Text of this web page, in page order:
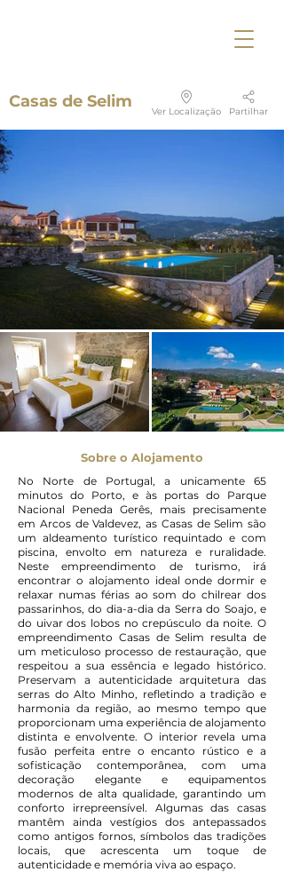
Casas de Selim Ver Localização Partilhar
Sobre o Alojamento
No Norte de Portugal, a unicamente 65
minutos do Porto, e às portas do Parque
Nacional Peneda Gerês, mais precisamente
em Arcos de Valdevez, as Casas de Selim são
um aldeamento turístico requintado e com
piscina, envolto em natureza e ruralidade.
Neste empreendimento de turismo, irá
encontrar o alojamento ideal onde dormir e
relaxar numas férias ao som do chilrear dos
passarinhos, do dia-a-dia da Serra do Soajo, e
do uivar dos lobos no crepúsculo da noite. O
empreendimento Casas de Selim resulta de
um meticuloso processo de restauração, que
respeitou a sua essência e legado histórico.
Preservam a autenticidade arquitetura das
serras do Alto Minho, refletindo a tradição e
harmonia da região, ao mesmo tempo que
proporcionam uma experiência de alojamento
distinta e envolvente. O interior revela uma
fusão perfeita entre o encanto rústico e a
sofisticação contemporânea, com uma
decoração elegante e equipamentos
modernos de alta qualidade, garantindo um
conforto irrepreensível. Algumas das casas
mantêm ainda vestígios dos antepassados
como antigos fornos, símbolos das tradições
locais, que acrescenta um toque de
autenticidade e memória viva ao espaço.